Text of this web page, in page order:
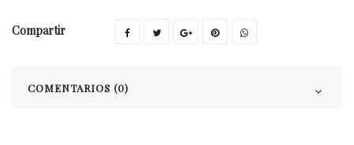
Compartir
COMENTARIOS (0)